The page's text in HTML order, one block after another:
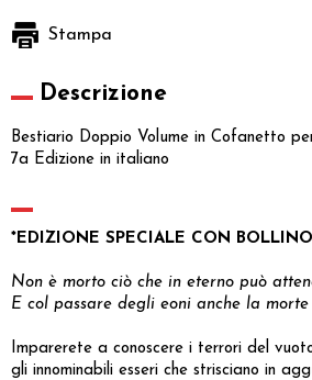
Stampa
Descrizione
Bestiario Doppio Volume in Cofanetto
7a Edizione in italiano
*EDIZIONE SPECIALE CON
Non è morto ciò che in eterno può
E col passare degli eoni anche la
Imparerete a conoscere i terrori del
gli innominabili esseri che strisciano in